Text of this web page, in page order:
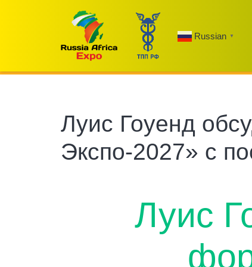
Russian ▼
Луис Гоуенд
Экспо-2027» с
Луис